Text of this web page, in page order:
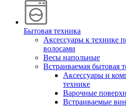
Бытовая техника
Аксессуары к технике
волосами
Весы напольные
Встраиваемая бытовая
Аксессуары и
технике
Варочные
Встраиваемые